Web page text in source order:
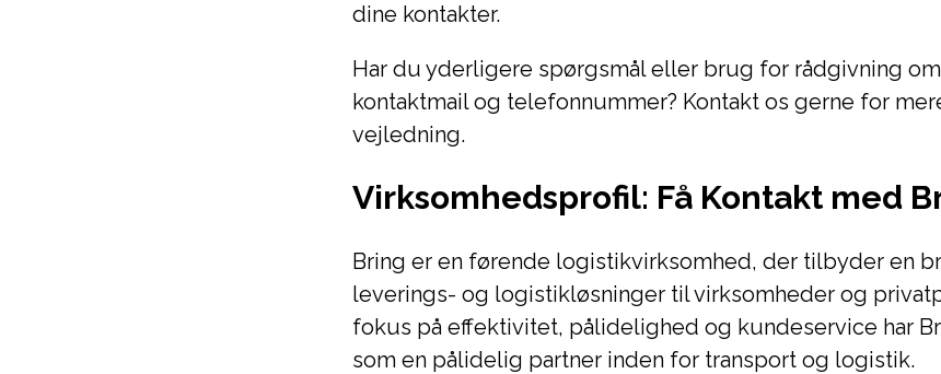
dine kontakter.
Har du yderligere spørgsmål eller brug for rådgivning
kontaktmail og telefonnummer? Kontakt os gerne for
vejledning.
Virksomhedsprofil: Få Kontakt med
Bring er en førende logistikvirksomhed, der tilbyder en
leverings- og logistikløsninger til virksomheder og
fokus på effektivitet, pålidelighed og kundeservice har
som en pålidelig partner inden for transport og logistik.